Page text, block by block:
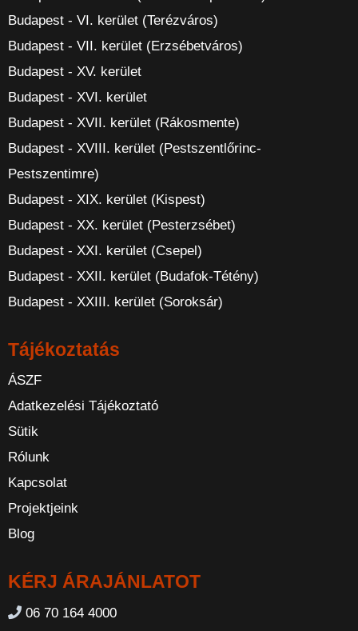
Budapest - VI. kerület (Terézváros)
Budapest - VII. kerület (Erzsébetváros)
Budapest - XV. kerület
Budapest - XVI. kerület
Budapest - XVII. kerület (Rákosmente)
Budapest - XVIII. kerület (Pestszentlőrinc-
Pestszentimre)
Budapest - XIX. kerület (Kispest)
Budapest - XX. kerület (Pesterzsébet)
Budapest - XXI. kerület (Csepel)
Budapest - XXII. kerület (Budafok-Tétény)
Budapest - XXIII. kerület (Soroksár)
Tájékoztatás
ÁSZF
Adatkezelési Tájékoztató
Sütik
Rólunk
Kapcsolat
Projektjeink
Blog
KÉRJ ÁRAJÁNLATOT
06 70 164 4000